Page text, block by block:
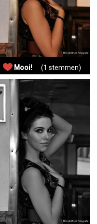
Mooi! (1 stemmen)